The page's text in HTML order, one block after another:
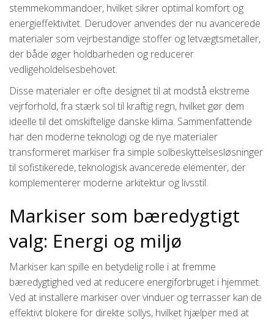
stemmekommandoer, hvilket sikrer optimal komfort og
energieffektivitet. Derudover anvendes der nu avancerede
materialer som vejrbestandige stoffer og letvægtsmetaller,
der både øger holdbarheden og reducerer
vedligeholdelsesbehovet.
Disse materialer er ofte designet til at modstå ekstreme
vejrforhold, fra stærk sol til kraftig regn, hvilket gør dem
ideelle til det omskiftelige danske klima. Sammenfattende
har den moderne teknologi og de nye materialer
transformeret markiser fra simple solbeskyttelsesløsninger
til sofistikerede, teknologisk avancerede elementer, der
komplementerer moderne arkitektur og livsstil.
Markiser som bæredygtigt
valg: Energi og miljø
Markiser kan spille en betydelig rolle i at fremme
bæredygtighed ved at reducere energiforbruget i hjemmet.
Ved at installere markiser over vinduer og terrasser kan de
effektivt blokere for direkte sollys, hvilket hjælper med at